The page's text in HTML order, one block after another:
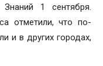
1 сентября.
отметили, что по-
и в других городах,